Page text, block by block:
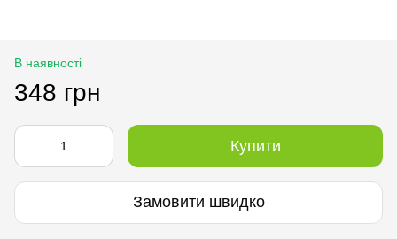
В наявності
348 грн
Купити
Замовити швидко